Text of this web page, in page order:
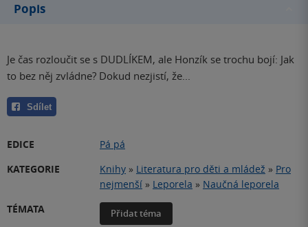
Popis
Je čas rozloučit se s DUDLÍKEM, ale Honzík se trochu bojí: Jak
to bez něj zvládne? Dokud nezjistí, že...
Sdílet
EDICE
Pá pá
KATEGORIE
Knihy » Literatura pro děti a mládež » Pro
nejmenší » Leporela » Naučná leporela
TÉMATA
Přidat téma